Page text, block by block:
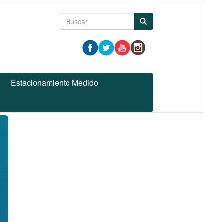
Formulario
búsqueda
Estacionamiento Medido